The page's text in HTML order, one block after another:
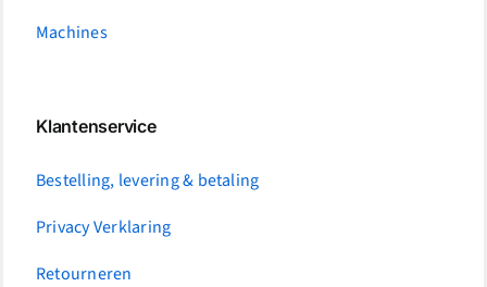
Machines
Klantenservice
Bestelling, levering & betaling
Privacy Verklaring
Retourneren